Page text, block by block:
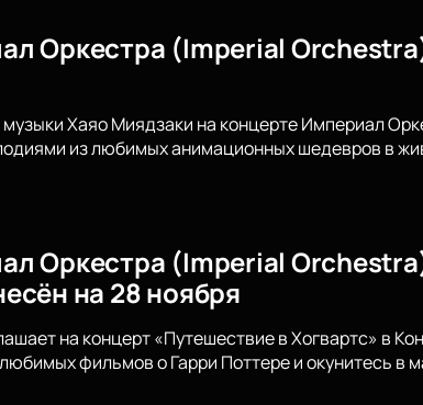
Оркестра (Imperial
Хаяо Миядзаки на концерте Империал
из любимых анимационных шедевров в
Оркестра (Imperial
на 28 ноября
на концерт «Путешествие в Хогвартс» в
фильмов о Гарри Поттере и окунитесь